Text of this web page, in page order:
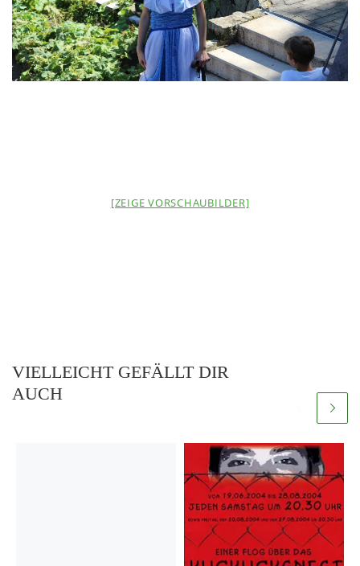
[ZEIGE VORSCHAUBILDER]
VIELLEICHT GEFÄLLT DIR
AUCH